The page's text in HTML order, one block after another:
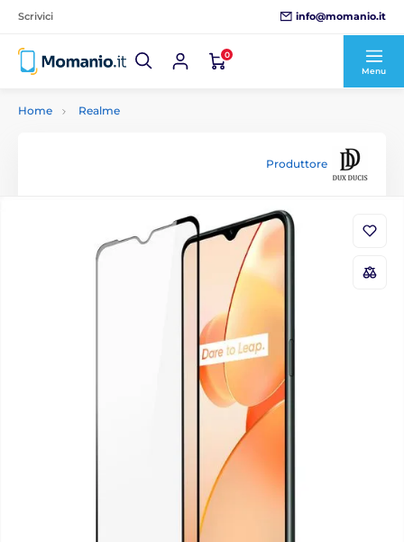
Scrivici info@momanio.it
0
Menu
Home Realme
Produttore